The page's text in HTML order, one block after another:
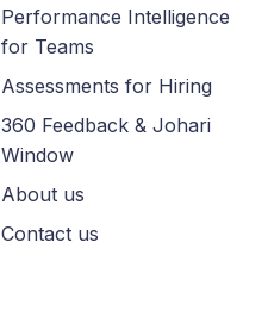
Performance Intelligence
for Teams
Assessments for Hiring
360 Feedback & Johari
Window
About us
Contact us